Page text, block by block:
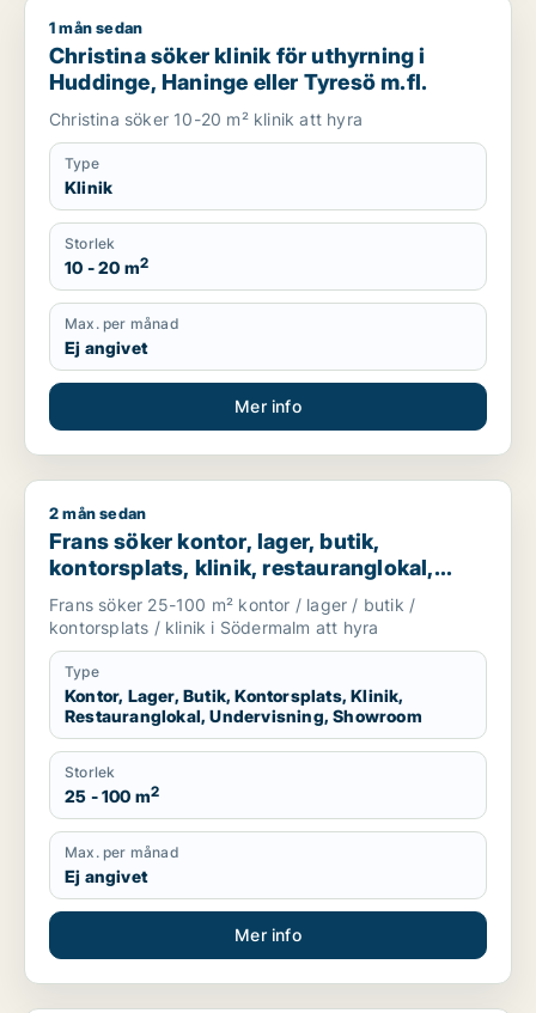
Christina söker klinik för uthyrning i Huddinge, Haninge eller
1 mån sedan
Christina söker klinik för uthyrning i
Huddinge, Haninge eller Tyresö m.fl.
Christina söker 10-20 m² klinik att hyra
Type
Klinik
Storlek
10 - 20 m2
Max. per månad
Ej angivet
Mer info
Frans söker kontor, lager, butik, kontorsplats, klinik,
2 mån sedan
Frans söker kontor, lager, butik,
kontorsplats, klinik, restauranglokal,
undervisning eller showroom för
uthyrning i Södermalm
Frans söker 25-100 m² kontor / lager / butik /
kontorsplats / klinik i Södermalm att hyra
Type
Kontor, Lager, Butik, Kontorsplats, Klinik,
Restauranglokal, Undervisning, Showroom
Storlek
25 - 100 m2
Max. per månad
Ej angivet
Mer info